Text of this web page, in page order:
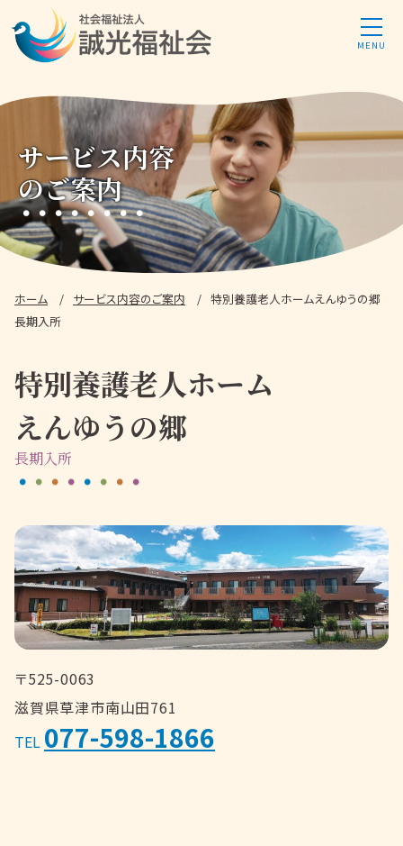
サービス内容
のご案内
ホーム サービス内容のご案内 特別養護老人ホームえんゆうの郷
長期入所
特別養護老人ホーム
えんゆうの郷
長期入所
〒525-0063
滋賀県草津市南山田761
TEL 077-598-1866